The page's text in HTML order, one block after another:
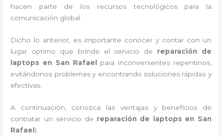
hacen parte de los recursos tecnológicos para la
comunicación global.
Dicho lo anterior, es importante conocer y contar con un
lugar optimo que brinde el servicio de reparación de
laptops en San Rafael para inconvenientes repentinos,
evitándonos problemas y encontrando soluciones rápidas y
efectivas.
A continuación, conozca las ventajas y beneficios de
contratar un servicio de reparación de laptops en San
Rafael: